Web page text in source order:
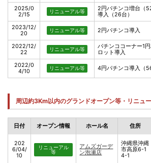
2025/0
2/15
リニューアル等
2円パチンコ増台（
導入（26台）
2023/12/
20
リニューアル等 2円パチンコ導入
2022/12/
22
リニューアル等
パチンココーナー1
ロット導入
2022/0
4/10
リニューアル等 4円パチンコ導入（
周辺約3Km以内のグランドオープン等・リニュ
日付 オープン情報 ホール名 住所
202
6/04/
10
リニューアル
等
アムズガーデ
ン泡瀬店
沖縄県沖縄
市高原6-1
4-1